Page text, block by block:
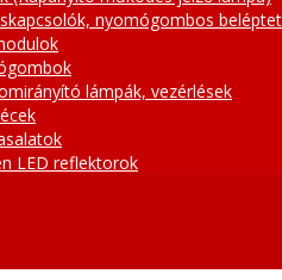
nyomógombos
lámpák, vezérlések
LED reflektorok